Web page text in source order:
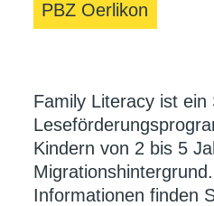
PBZ Oerlikon
Family Literacy ist ein
Kindern von 2 bis 5
Informationen finden